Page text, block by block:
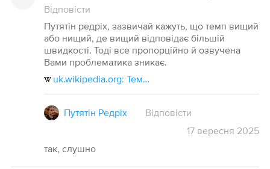
Відповісти
Путятін редріх, зазвичай кажуть, що темп вищий
або нищий, де вищий відповідає більшій
швидкості. Тоді все пропорційно й озвучена
Вами проблематика зникає.
uk.wikipedia.org: Темп бігу
Путятін Редріх
Відповісти
17 вересня 2025
так, слушно